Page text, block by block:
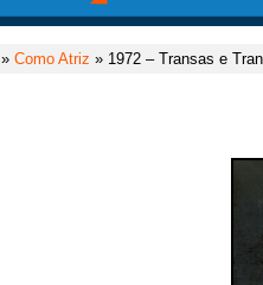
» Como Atriz » 1972 – Transas e